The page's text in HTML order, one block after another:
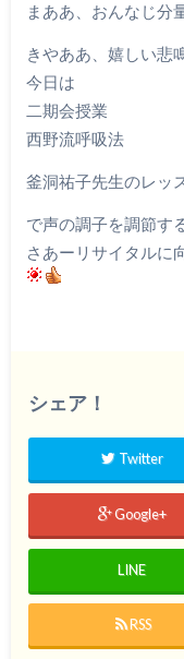
まああ、おんなじ分
きやああ、嬉しい悲
今日は
二期会授業
西野流呼吸法
釜洞祐子先生のレッ
で声の調子を調節す
さあーリサイタルに
シェア！
Twitter
Google+
LINE
RSS